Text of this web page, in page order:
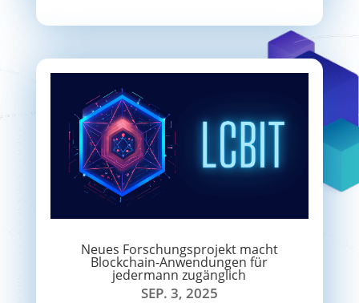
Neues Forschungsprojekt macht
Blockchain-Anwendungen für
jedermann zugänglich
SEP. 3, 2025